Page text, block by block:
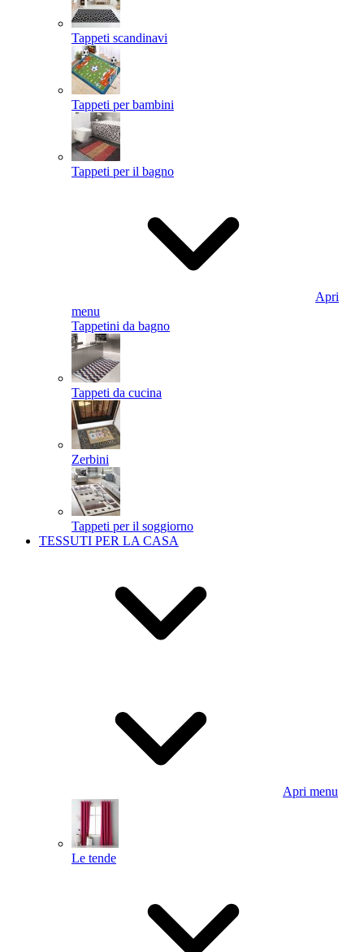
Tappeti scandinavi
Tappeti per bambini
Tappeti per il bagno
Apri
menu
Tappetini da bagno
Tappeti da cucina
Zerbini
Tappeti per il soggiorno
TESSUTI PER LA CASA
Apri menu
Le tende